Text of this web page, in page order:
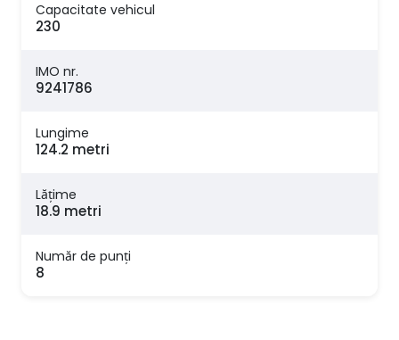
Capacitate vehicul
230
IMO nr.
9241786
Lungime
124.2 metri
Lăţime
18.9 metri
Număr de punți
8